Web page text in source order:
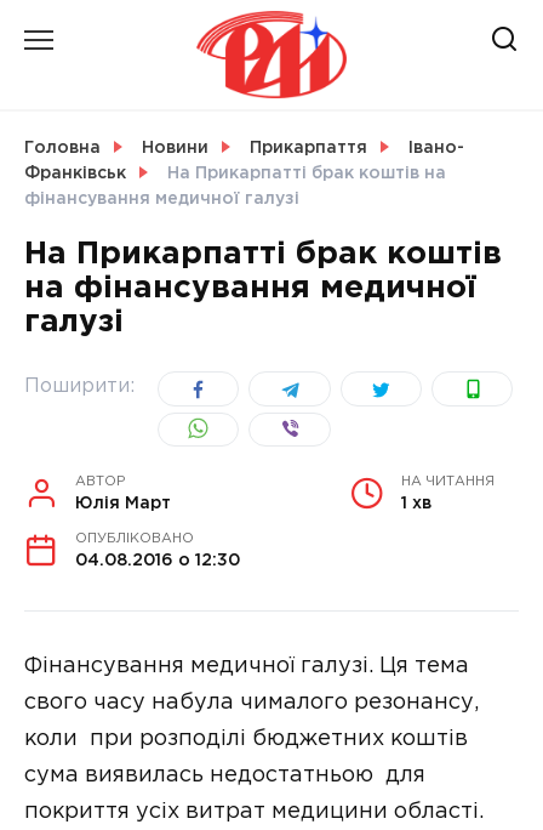
СВІТ
УКРАЇНА
Головна Новини Прикарпаття
Івано-
Франківськ
На Прикарпатті брак коштів на
фінансування медичної галузі
На Прикарпатті брак коштів
на фінансування медичної
галузі
Поширити:
АВТОР
Юлія Март
НА ЧИТАННЯ
1 хв
ОПУБЛІКОВАНО
04.08.2016 о 12:30
Фінансування медичної галузі. Ця тема
свого часу набула чималого резонансу,
коли при розподілі бюджетних коштів
сума виявилась недостатньою для
покриття усіх витрат медицини області.